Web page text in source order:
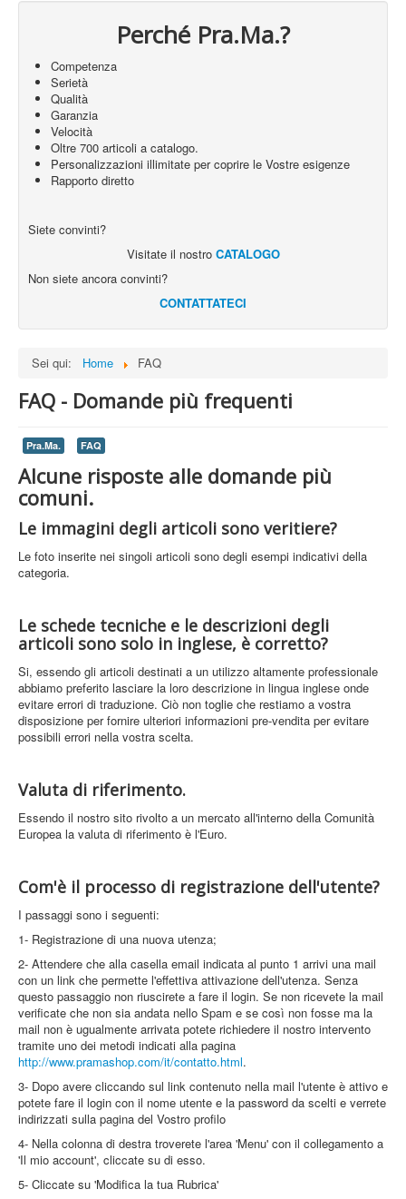
Session Cookie .www.pramashop.com
fully engage
plg_system_eprivacy .www.pramashop.com
rc::a https://www.google.com
in order to
rc::c https://www.google.com
used to
distinguish
between
humans and
Accetto Rifiuto
Perché Pra.Ma.?
Competenza
Serietà
Qualità
Garanzia
Velocità
Oltre 700 articoli a catalogo.
Personalizzazioni illimitate per coprire le Vostre esigenze
Rapporto diretto
Siete convinti?
Visitate il nostro CATALOGO
Non siete ancora convinti?
CONTATTATECI
Sei qui: Home FAQ
FAQ - Domande più frequenti
Pra.Ma. FAQ
Alcune risposte alle domande più
comuni.
Le immagini degli articoli sono veritiere?
Le foto inserite nei singoli articoli sono degli esempi indicativi della
categoria.
Le schede tecniche e le descrizioni degli
articoli sono solo in inglese, è corretto?
Si, essendo gli articoli destinati a un utilizzo altamente professionale
abbiamo preferito lasciare la loro descrizione in lingua inglese onde
evitare errori di traduzione. Ciò non toglie che restiamo a vostra
disposizione per fornire ulteriori informazioni pre-vendita per evitare
possibili errori nella vostra scelta.
Valuta di riferimento.
Essendo il nostro sito rivolto a un mercato all'interno della Comunità
Europea la valuta di riferimento è l'Euro.
Com'è il processo di registrazione dell'utente?
I passaggi sono i seguenti:
1- Registrazione di una nuova utenza;
2- Attendere che alla casella email indicata al punto 1 arrivi una mail
con un link che permette l'effettiva attivazione dell'utenza. Senza
questo passaggio non riuscirete a fare il login. Se non ricevete la mail
verificate che non sia andata nello Spam e se così non fosse ma la
mail non è ugualmente arrivata potete richiedere il nostro intervento
tramite uno dei metodi indicati alla pagina
http://www.pramashop.com/it/contatto.html.
3- Dopo avere cliccando sul link contenuto nella mail l'utente è attivo e
potete fare il login con il nome utente e la password da scelti e verrete
indirizzati sulla pagina del Vostro profilo
4- Nella colonna di destra troverete l'area 'Menu' con il collegamento a
'Il mio account', cliccate su di esso.
5- Cliccate su 'Modifica la tua Rubrica'